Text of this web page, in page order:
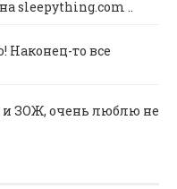
sleepything.com ..
Наконец-то все
и ЗОЖ, очень люблю не